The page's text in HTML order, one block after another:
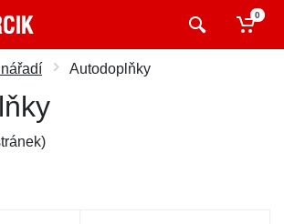
0
Autodoplňky